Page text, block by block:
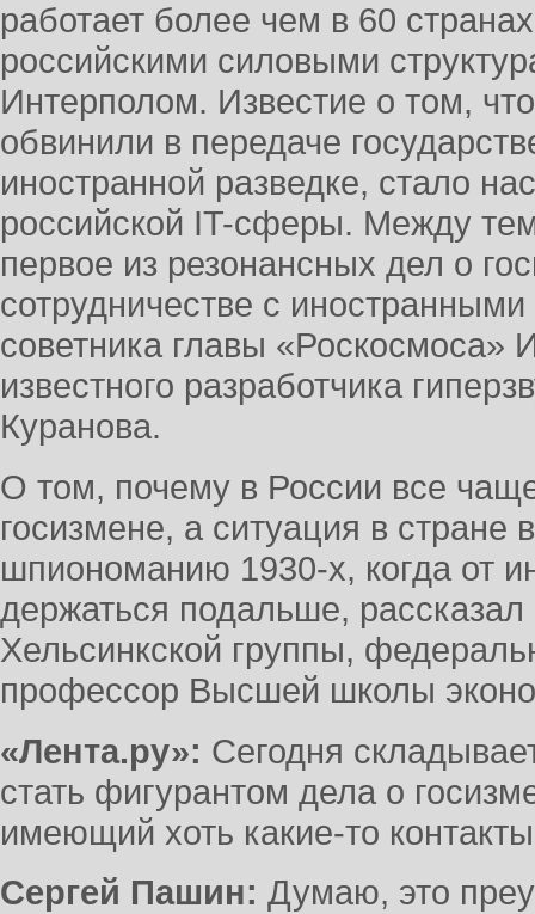
работает более чем в 60
российскими силовыми
Интерполом. Известие о том,
обвинили в передаче
иностранной разведке, стало
российской IT-сферы. Между
первое из резонансных дел о
сотрудничестве с
советника главы
известного разработчика
Куранова.
О том, почему в России все
госизмене, а ситуация в
шпиономанию 1930-х, когда от
держаться подальше,
Хельсинкской группы,
профессор Высшей школы
«Лента.ру»: Сегодня
стать фигурантом дела о
имеющий хоть какие-то
Сергей Пашин: Думаю, это